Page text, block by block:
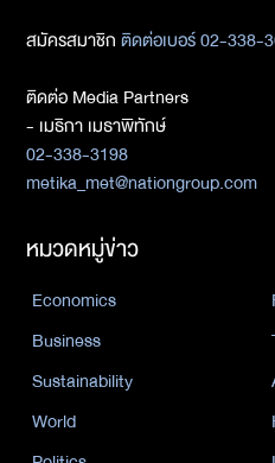
สมัครสมาชิกติดต่อเบอร์ 02-338-
ติดต่อ Media Partners
- เมธิกา เมธาพิทักษ์
02-338-3198
metika_met@nationgroup.com
หมวดหมู่ข่าว
Economics
Business
Sustainability
World